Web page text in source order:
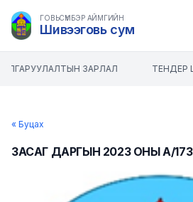
ГОВЬСҮМБЭР АЙМГИЙН
Шивээговь сум
ЗАРЛАЛ ТЕНДЕР
« Буцах
ЗАСАГ ДАРГЫН 2023 ОНЫ А/